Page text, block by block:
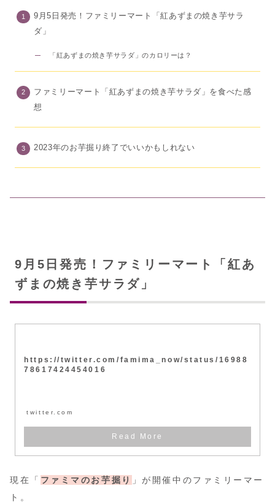
9月5日発売！ファミリーマート「紅あずまの焼き芋サラ
ダ」
「紅あずまの焼き芋サラダ」のカロリーは？
ファミリーマート「紅あずまの焼き芋サラダ」を食べた感
想
2023年のお芋掘り終了でいいかもしれない
9月5日発売！ファミリーマート「紅あ
ずまの焼き芋サラダ」
https://twitter.com/famima_now/status/16988
78617424454016
twitter.com
現在「 ファミマのお芋掘り
」が開催中のファミリーマー
ト。